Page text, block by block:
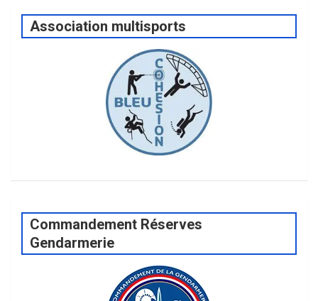
Association multisports
Commandement Réserves
Gendarmerie